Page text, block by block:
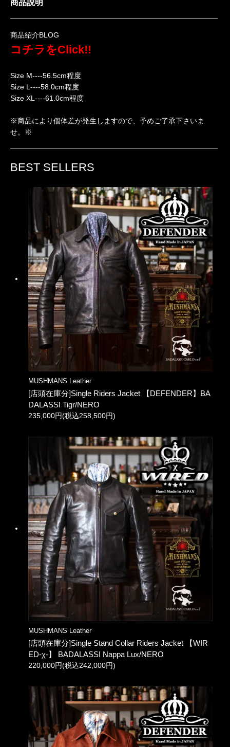
商品説明
商品紹介BLOG
コチラをClick!!
Size M----56.5cm程度
Size L----58.0cm程度
Size XL----61.0cm程度
※商品により個体差が発生しますので、予めご了承下さいま
せ。※
BEST SELLERS
MUSHMANS Leather
[店頭在庫分]Single Riders Jacket 【DEFENDER】BA
DALASSI Tigr/NERO
235,000円(税込258,500円)
MUSHMANS Leather
[店頭在庫分]Single Stand Collar Riders Jacket 【WIR
ED-χ-】 BADALASSI Nappa Lux/NERO
220,000円(税込242,000円)